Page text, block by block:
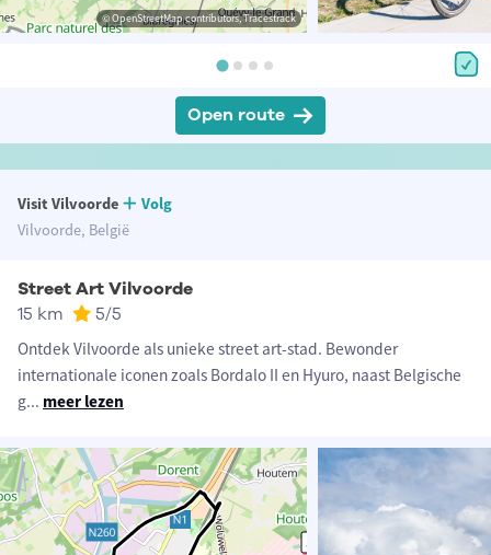
© OpenStreetMap contributors, Tracestrack
Open route
Visit Vilvoorde
Volg
Vilvoorde, België
Street Art Vilvoorde
15 km 5/5
Ontdek Vilvoorde als unieke street art-stad. Bewonder
internationale iconen zoals Bordalo II en Hyuro, naast Belgische
g... meer lezen